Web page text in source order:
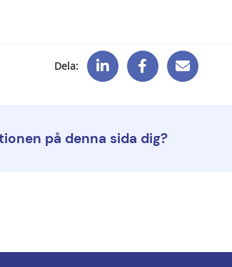
Dela:
på denna sida dig?